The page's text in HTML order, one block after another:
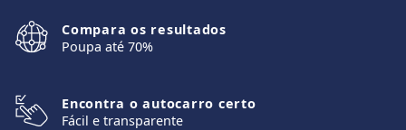
Compara os resultados
Poupa até 70%
Encontra o autocarro certo
Fácil e transparente